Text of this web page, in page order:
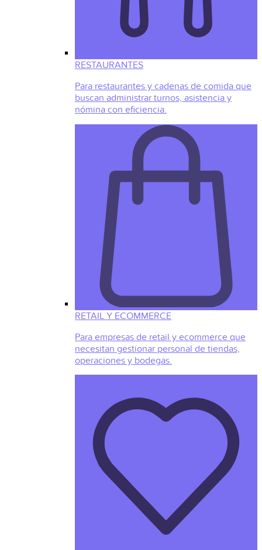
RESTAURANTES
Para restaurantes y cadenas de comida que
buscan administrar turnos, asistencia y
nómina con eficiencia.
RETAIL Y ECOMMERCE
Para empresas de retail y ecommerce que
necesitan gestionar personal de tiendas,
operaciones y bodegas.